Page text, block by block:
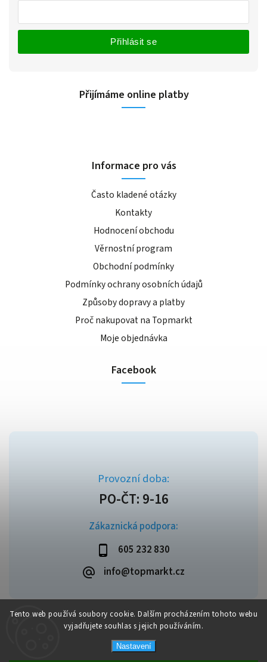
Tento web používá soubory cookie. Dalším procházením tohoto webu
vyjadřujete souhlas s jejich používáním.
Nastavení
Zákaznická podpora:
605 232 830
info@topmarkt.cz
Přihlásit se
Přijímáme online platby
Informace pro vás
Často kladené otázky
Kontakty
Hodnocení obchodu
Věrnostní program
Obchodní podmínky
Podmínky ochrany osobních údajů
Způsoby dopravy a platby
Proč nakupovat na Topmarkt
Moje objednávka
Facebook
Copyright 2026 Topmarkt.cz. Všechna práva vyhrazena.
VytvořilShoptet| Design